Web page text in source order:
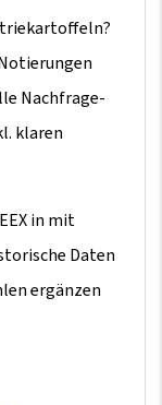
Nachfrage-
klaren
in mit
Daten
ergänzen